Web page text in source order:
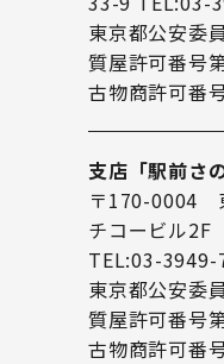
東京都公安委
質屋許可番号
古物商許可番
支店「駅前さの
〒170-0004
チコービル2F
TEL:03-3949-
東京都公安委
質屋許可番号
古物商許可番